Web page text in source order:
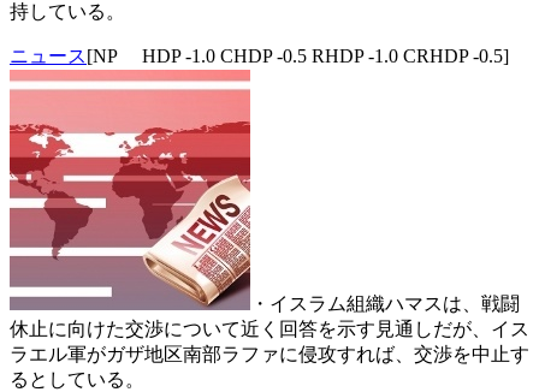
持している。
ニュース[NP HDP -1.0 CHDP -0.5 RHDP -1.0 CRHDP -0.5]
・イスラム組織ハマスは、戦闘
休止に向けた交渉について近く回答を示す見通しだが、イス
ラエル軍がガザ地区南部ラファに侵攻すれば、交渉を中止す
るとしている。